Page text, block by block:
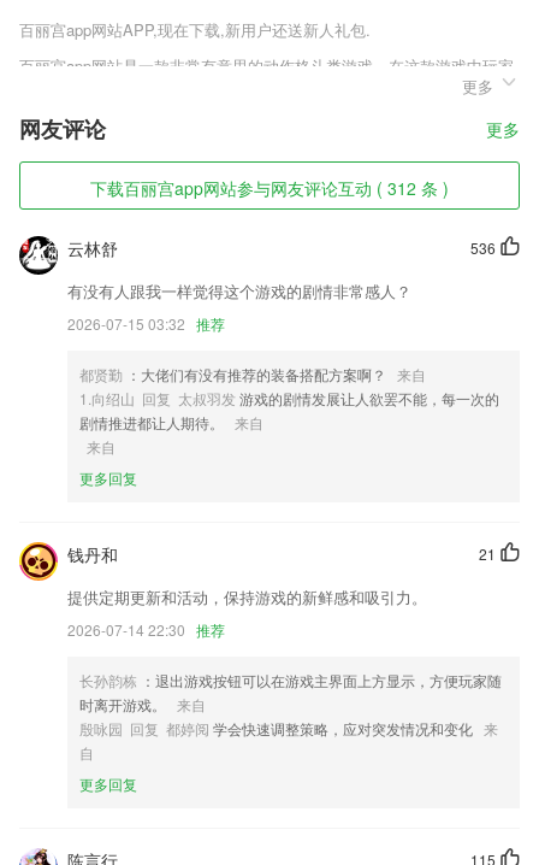
百丽宫app网站APP,现在下载,新用户还送新人礼包.
百丽宫app网站是一款非常有意思的动作格斗类游戏，在这款游戏中玩家
将化身为一只武力高强的兔子，游戏的画风很像空洞骑士，虽然不是一个
主题，但是画面和人物的设计真的很类似，战斗的方式不同，玩家控制的
功夫兔会各种武林秘籍，轻松打败敌人不是问题，打击感超强，值得玩家
们来体验。
百丽宫app网站软件特色
1,这里拥有非常全面的诗词库内容，学生就能在线快速复习了。
2,实用英语读书技巧分享，英语阅读提分是武功招式，阅读做题步骤作傍
3,【聊手艺】在手艺圈遇见兴趣相投的人，聚集全国手艺人和手工爱好
4,【继续观看，一键进入】
5,移动图说，加强学习互动
6,帮助园区借助物联网、云管端协同、大数据分析及人工智能
1.·拥有丰富、专业的教学资源，很全面
2.·操作的界面也是很简洁的，方便达人和小孩来操作，家中有小孩的可
以来学习
3.使用计算机绘图就是为了提高绘图速度和效率，最快的操作方式就是使
4.家长可以通过这款软件观察孩子的学习进度\成绩的变动，看到不同时
间段的学习效果
5.收录各部门法法条，便捷快速查询，要点法条还装备视频解说，主观题
备考便利不止一点点~
长记录
更多
网友评论 更多
下载百丽宫app网站参与网友评论互动 ( 312 条 )
536
云林舒
有没有人跟我一样觉得这个游戏的剧情非常感人？
2026-07-15 03:32 推荐
都贤勤 ：大佬们有没有推荐的装备搭配方案啊？
来自
1.向绍山 回复 太叔羽发 游戏的剧情发展让人欲罢不能，每一次的
剧情推进都让人期待。
来自
来自
更多回复
21
钱丹和
提供定期更新和活动，保持游戏的新鲜感和吸引力。
2026-07-14 22:30 推荐
长孙韵栋 ：退出游戏按钮可以在游戏主界面上方显示，方便玩家随
时离开游戏。
来自
殷咏园 回复 都婷阅 学会快速调整策略，应对突发情况和变化 来
自
更多回复
115
陈言行